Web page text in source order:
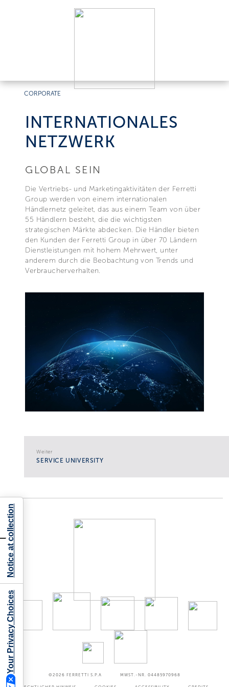
CORPORATE
INTERNATIONALES
NETZWERK
GLOBAL SEIN
Die Vertriebs- und Marketingaktivitäten der Ferretti
Group werden von einem internationalen
Händlernetz geleitet, das aus einem Team von über
55 Händlern besteht, die die wichtigsten
strategischen Märkte abdecken. Die Händler bieten
den Kunden der Ferretti Group in über 70 Ländern
Dienstleistungen mit hohem Mehrwert, unter
anderem durch die Beobachtung von Trends und
Verbraucherverhalten.
Weiter
SERVICE UNIVERSITY
©2026 FERRETTI S.P.A MWST.-NR. 04485970968
Your Privacy Choices
Notice at collection